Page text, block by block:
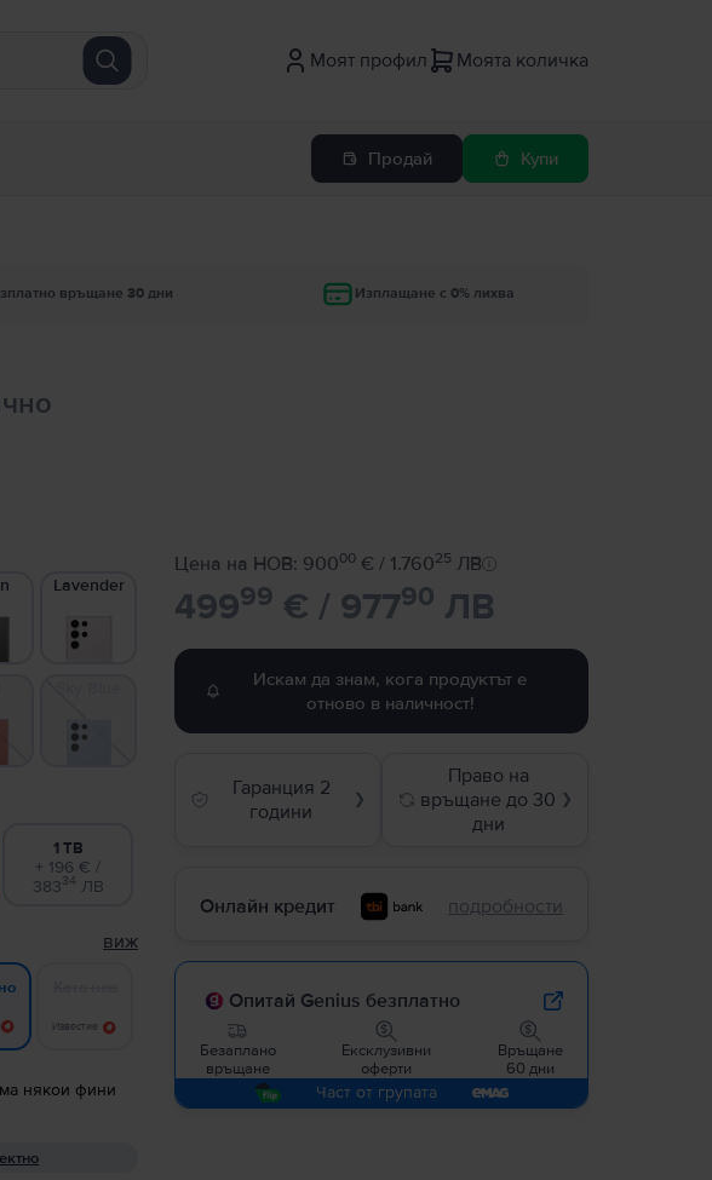
Моят профил Моята количка
Продай Купи
връщане 30 дни Изплащане с 0% лихва
Lavender
1 TB
+ 196 € /
38334 ЛВ
виж
Известие
някои фини
Цена на НОВ: 90000€ / 1.76025 ЛВ
49999 € / 97790 ЛВ
Искам да знам, кога продуктът е
отново в наличност!
Гаранция 2
години
❯
Право на
връщане до 30
дни
❯
Онлайн кредит подробности
Опитай Genius безплатно
Безаплано
връщане
Ексклузивни
оферти
Връщане
60 дни
Част от групата